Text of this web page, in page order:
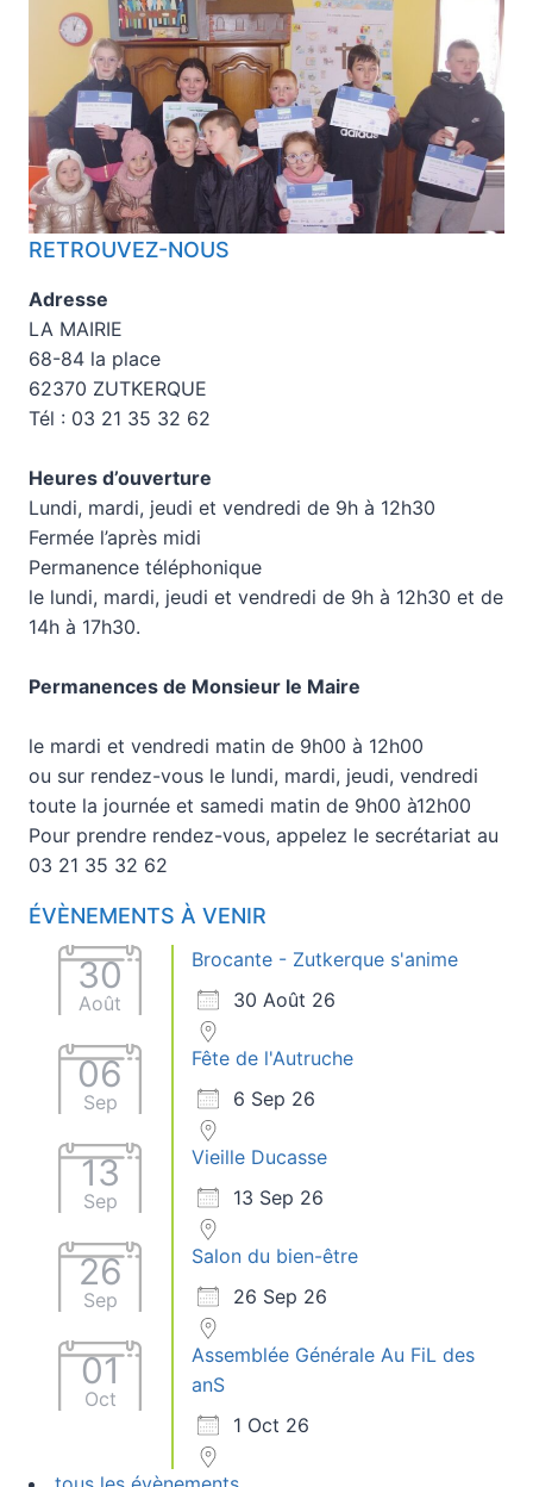
RETROUVEZ-NOUS
Adresse
LA MAIRIE
68-84 la place
62370 ZUTKERQUE
Tél : 03 21 35 32 62
Heures d’ouverture
Lundi, mardi, jeudi et vendredi de 9h à 12h30
Fermée l’après midi
Permanence téléphonique
le lundi, mardi, jeudi et vendredi de 9h à 12h30 et de
14h à 17h30.
Permanences de Monsieur le Maire
le mardi et vendredi matin de 9h00 à 12h00
ou sur rendez-vous le lundi, mardi, jeudi, vendredi
toute la journée et samedi matin de 9h00 à12h00
Pour prendre rendez-vous, appelez le secrétariat au
03 21 35 32 62
ÉVÈNEMENTS À VENIR
30
Août
Brocante - Zutkerque s'anime
30 Août 26
06
Sep
Fête de l'Autruche
6 Sep 26
13
Sep
Vieille Ducasse
13 Sep 26
26
Sep
Salon du bien-être
26 Sep 26
01
Oct
Assemblée Générale Au FiL des
anS
1 Oct 26